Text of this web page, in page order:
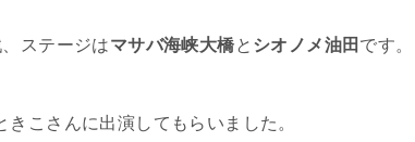
ステージはマサバ海峡大橋と シオノメ油田 です。
こさんに出演してもらいました。